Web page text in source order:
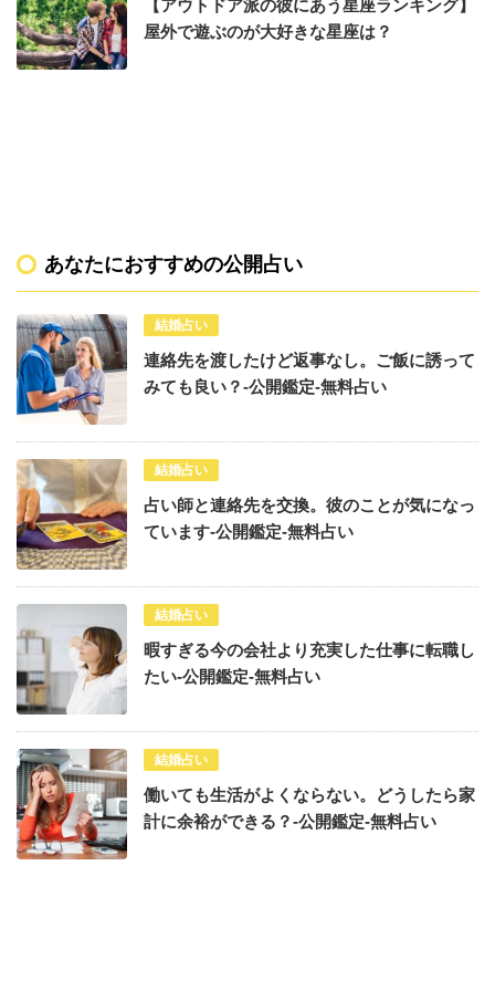
【アウトドア派の彼にあう星座ランキング】
屋外で遊ぶのが大好きな星座は？
あなたにおすすめの公開占い
結婚占い
連絡先を渡したけど返事なし。ご飯に誘って
みても良い？-公開鑑定-無料占い
結婚占い
占い師と連絡先を交換。彼のことが気になっ
ています-公開鑑定-無料占い
結婚占い
暇すぎる今の会社より充実した仕事に転職し
たい-公開鑑定-無料占い
結婚占い
働いても生活がよくならない。どうしたら家
計に余裕ができる？-公開鑑定-無料占い